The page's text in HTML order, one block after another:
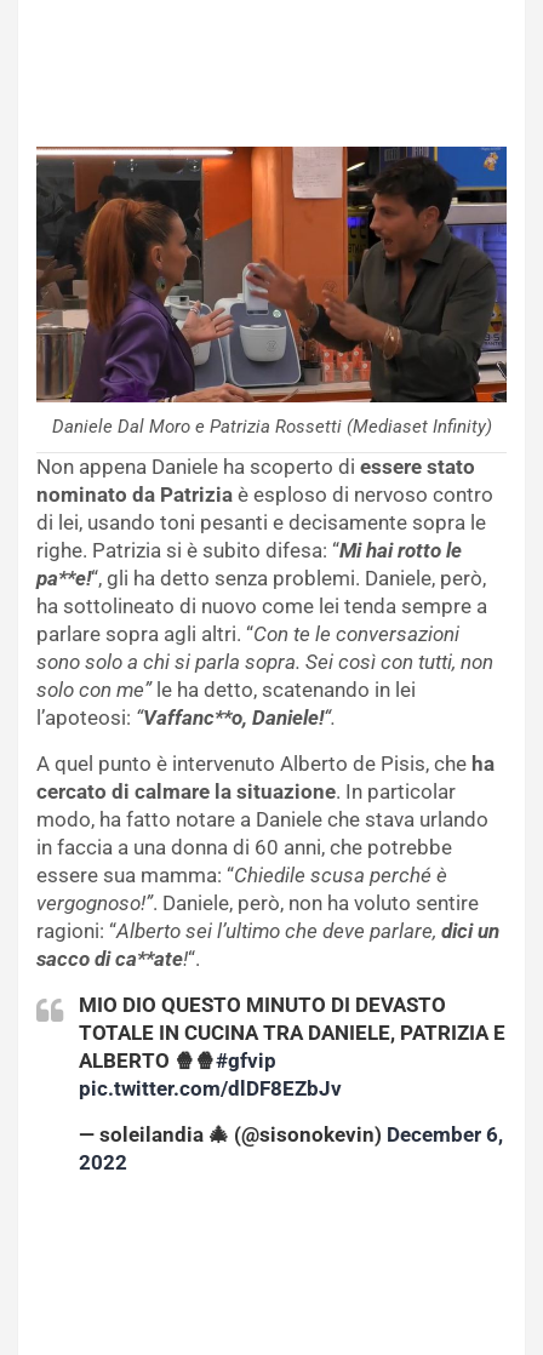
Daniele Dal Moro e Patrizia Rossetti (Mediaset Infinity)
Non appena Daniele ha scoperto di essere stato
nominato da Patrizia è esploso di nervoso contro
di lei, usando toni pesanti e decisamente sopra le
righe. Patrizia si è subito difesa: “Mi hai rotto le
pa**e!“, gli ha detto senza problemi. Daniele, però,
ha sottolineato di nuovo come lei tenda sempre a
parlare sopra agli altri. “Con te le conversazioni
sono solo a chi si parla sopra. Sei così con tutti, non
solo con me”le ha detto, scatenando in lei
l’apoteosi: “Vaffanc**o, Daniele!“.
A quel punto è intervenuto Alberto de Pisis, che ha
cercato di calmare la situazione. In particolar
modo, ha fatto notare a Daniele che stava urlando
in faccia a una donna di 60 anni, che potrebbe
essere sua mamma: “Chiedile scusa perché è
vergognoso!”. Daniele, però, non ha voluto sentire
ragioni: “Alberto sei l’ultimo che deve parlare, dici un
sacco di ca**ate!“.
MIO DIO QUESTO MINUTO DI DEVASTO
TOTALE IN CUCINA TRA DANIELE, PATRIZIA E
ALBERTO 🍿🍿#gfvip
pic.twitter.com/dlDF8EZbJv
— soleilandia 🎄 (@sisonokevin) December 6,
2022